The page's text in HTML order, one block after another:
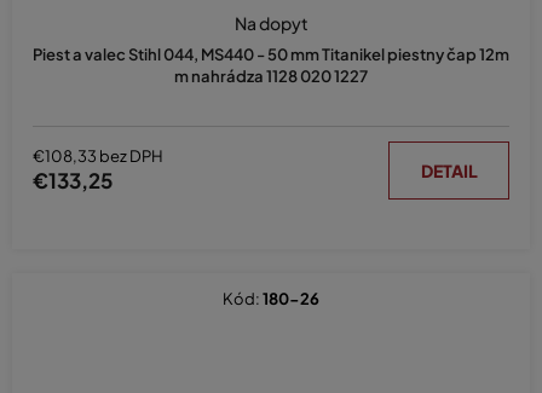
Piest a valec Stihl 044, MS440 - 50 mm Titanikel piestny čap 12m
m nahrádza 1128 020 1227
Na dopyt
€108,33 bez DPH
€133,25 DETAIL
Kód:180-26